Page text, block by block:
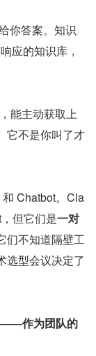
你答案。知识
应的知识库，
能主动获取上
它不是你叫了才
Chatbot。Cla
但它们是一对
不知道隔壁工
选型会议决定了
作为团队的